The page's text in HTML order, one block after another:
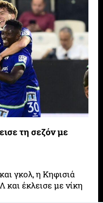
τη σεζόν με
γκολ, η Κηφισιά
και έκλεισε με νίκη